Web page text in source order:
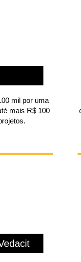
mil por uma
mais R$ 100